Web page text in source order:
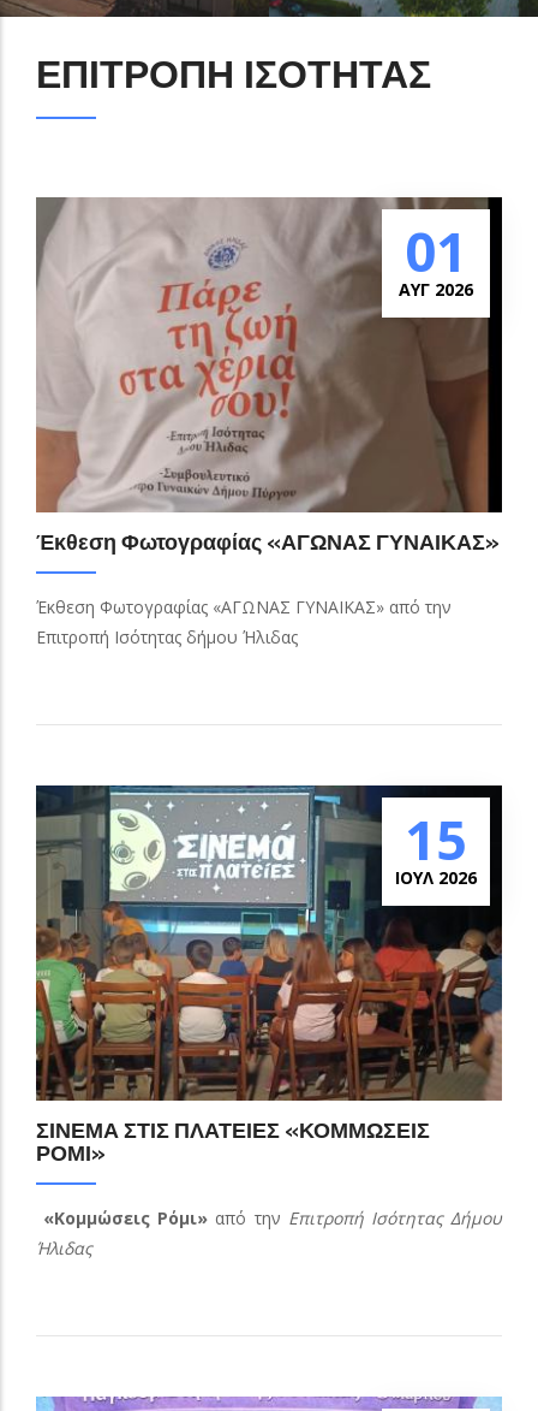
ΕΠΙΤΡΟΠΗ ΙΣΟΤΗΤΑΣ
01
ΑΥΓ 2026
Έκθεση Φωτογραφίας «ΑΓΩΝΑΣ ΓΥΝΑΙΚΑΣ»
Έκθεση Φωτογραφίας «ΑΓΩΝΑΣ ΓΥΝΑΙΚΑΣ» από την
Επιτροπή Ισότητας δήμου Ήλιδας
15
ΙΟΥΛ 2026
ΣΙΝΕΜΑ ΣΤΙΣ ΠΛΑΤΕΙΕΣ «ΚΟΜΜΩΣΕΙΣ
ΡΟΜΙ»
«Κομμώσεις Ρόμι» από την Επιτροπή Ισότητας Δήμου
Ήλιδας